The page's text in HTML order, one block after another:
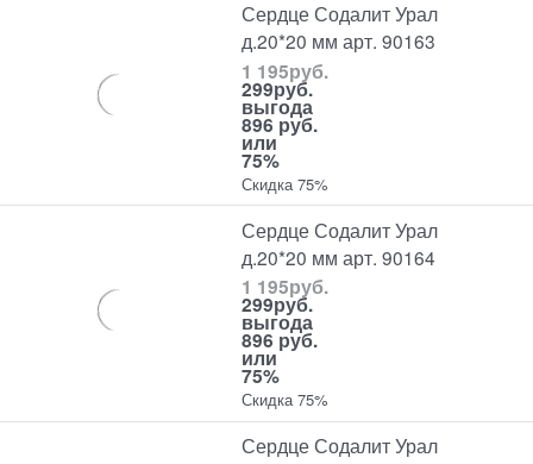
Сердце Содалит Урал
д.20*20 мм арт. 90163
1 195руб.
299руб.
выгода
896 руб.
или
75%
Скидка 75%
Сердце Содалит Урал
д.20*20 мм арт. 90164
1 195руб.
299руб.
выгода
896 руб.
или
75%
Скидка 75%
Сердце Содалит Урал